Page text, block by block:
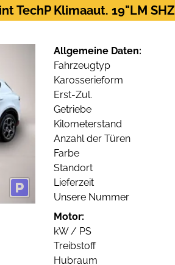
TechP Klimaaut. 19"LM SHZ
Allgemeine Daten:
Fahrzeugtyp
Karosserieform
Erst-Zul.
Getriebe
Kilometerstand
Anzahl der Türen
Farbe
Standort
Lieferzeit
Unsere Nummer
Motor:
kW / PS
Treibstoff
Hubraum